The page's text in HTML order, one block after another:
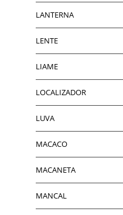
LANTERNA
LENTE
LIAME
LOCALIZADOR
LUVA
MACACO
MACANETA
MANCAL